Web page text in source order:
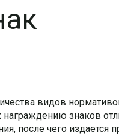
видов
награждению знаков
после чего издается